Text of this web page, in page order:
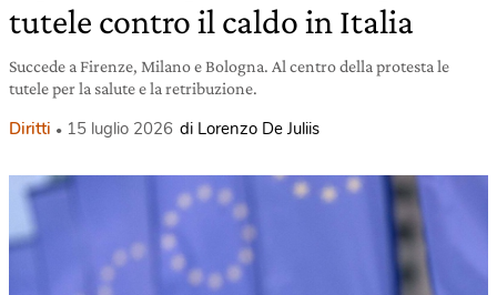
tutele contro il caldo in Italia
Succede a Firenze, Milano e Bologna. Al centro della protesta le
tutele per la salute e la retribuzione.
Diritti 15 luglio 2026 di Lorenzo De Juliis